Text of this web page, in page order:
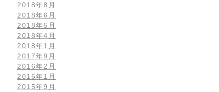
2018年8月
2018年6月
2018年5月
2018年4月
2018年1月
2017年9月
2016年2月
2016年1月
2015年9月